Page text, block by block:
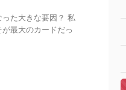
た大きな要因？ 私
最大のカードだっ